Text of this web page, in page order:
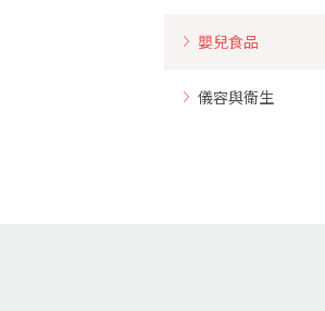
嬰兒食品
儀容與衛生